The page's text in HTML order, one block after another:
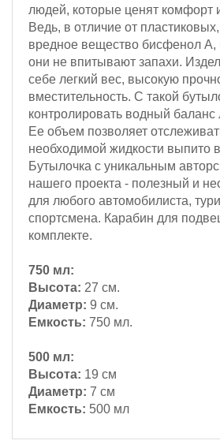
людей, которые ценят комфорт
Ведь, в отличие от
вредное вещество бисфенол А,
они не впитывают запахи.
себе легкий вес, высокую
вместительность. С такой
контролировать водный баланс
Ее объем позволяет
необходимой жидкости выпито
Бутылочка с уникальным
нашего проекта - полезный и
для любого автомобилиста,
спортсмена. Карабин для
комплекте.
750 мл:
Высота: 27 см.
Диаметр: 9 см.
Емкость: 750 мл.
500 мл:
Высота: 19 см
Диаметр: 7 см
Емкость: 500 мл